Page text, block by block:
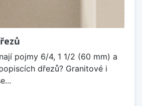
pojmy 6/4, 1 1/2 (60 mm) a
dřezů? Granitové i